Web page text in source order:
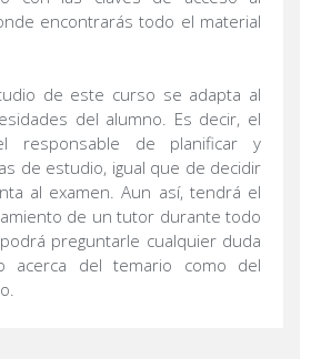
encontrarás todo el material
de este curso se adapta al
del alumno. Es decir, el
responsable de planificar y
de estudio, igual que de decidir
al examen. Aun así, tendrá el
de un tutor durante todo
preguntarle cualquier duda
acerca del temario como del